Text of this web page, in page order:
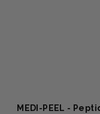
MEDI-PEEL -